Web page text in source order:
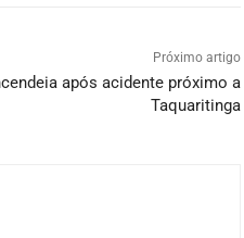
Próximo artigo
após acidente próximo a
Taquaritinga